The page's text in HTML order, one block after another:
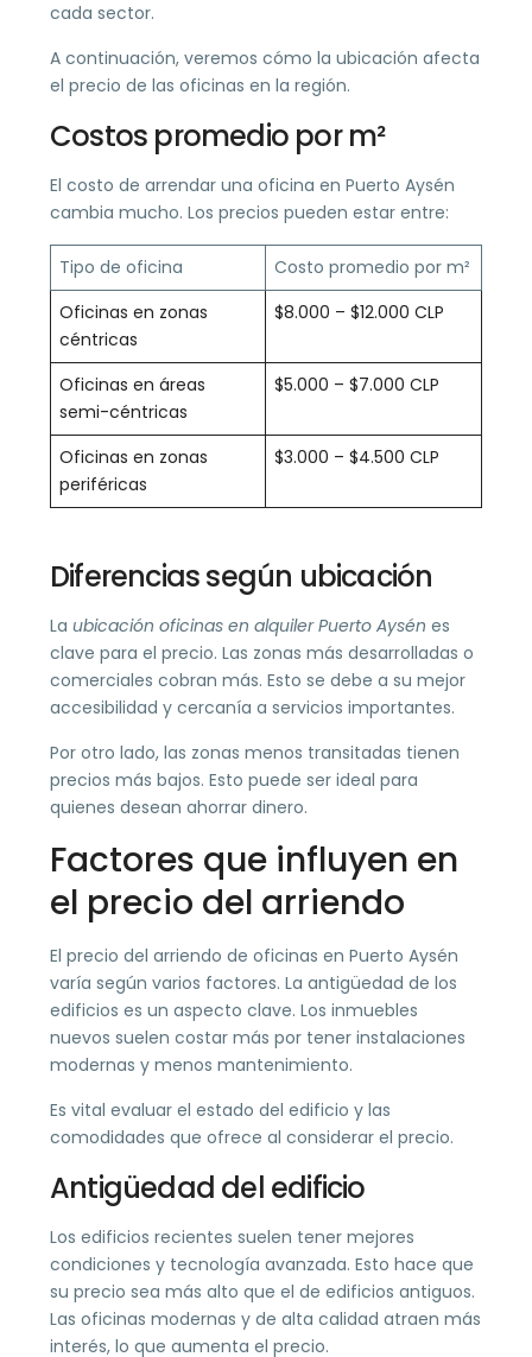
cada sector.
A continuación, veremos cómo la ubicación afecta
el precio de las oficinas en la región.
Costos promedio por m²
El costo de arrendar una oficina en Puerto Aysén
cambia mucho. Los precios pueden estar entre:
Tipo de oficina
Costo promedio por m²
Oficinas en zonas
céntricas
$8.000 – $12.000 CLP
Oficinas en áreas
semi-céntricas
$5.000 – $7.000 CLP
Oficinas en zonas
periféricas
$3.000 – $4.500 CLP
Diferencias según ubicación
La ubicación oficinas en alquiler Puerto Aysén es
clave para el precio. Las zonas más desarrolladas o
comerciales cobran más. Esto se debe a su mejor
accesibilidad y cercanía a servicios importantes.
Por otro lado, las zonas menos transitadas tienen
precios más bajos. Esto puede ser ideal para
quienes desean ahorrar dinero.
Factores que influyen en
el precio del arriendo
El precio del arriendo de oficinas en Puerto Aysén
varía según varios factores. La antigüedad de los
edificios es un aspecto clave. Los inmuebles
nuevos suelen costar más por tener instalaciones
modernas y menos mantenimiento.
Es vital evaluar el estado del edificio y las
comodidades que ofrece al considerar el precio.
Antigüedad del edificio
Los edificios recientes suelen tener mejores
condiciones y tecnología avanzada. Esto hace que
su precio sea más alto que el de edificios antiguos.
Las oficinas modernas y de alta calidad atraen más
interés, lo que aumenta el precio.